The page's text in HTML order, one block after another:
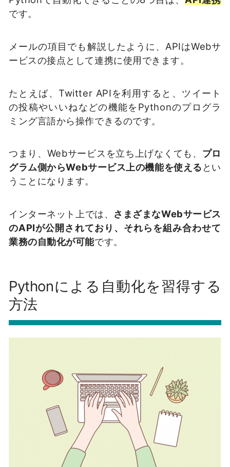
です。
メールの項目でも解説したように、APIはWebサ
ービスの接点として連携に使用できます。
たとえば、Twitter APIを利用すると、ツイート
の投稿やいいねなどの機能をPythonのプログラ
ミング言語から操作できるのです。
つまり、Webサービスを立ち上げなくても、 プロ
グラム側からWebサービス上の機能を使える とい
うことになります。
インターネット上では、 さまざまなWebサービス
のAPIが公開されており、それらを組み合わせて
業務の自動化が可能です。
Pythonによる自動化を習得する
方法